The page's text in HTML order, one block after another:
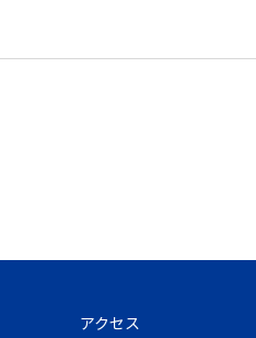
アクセス